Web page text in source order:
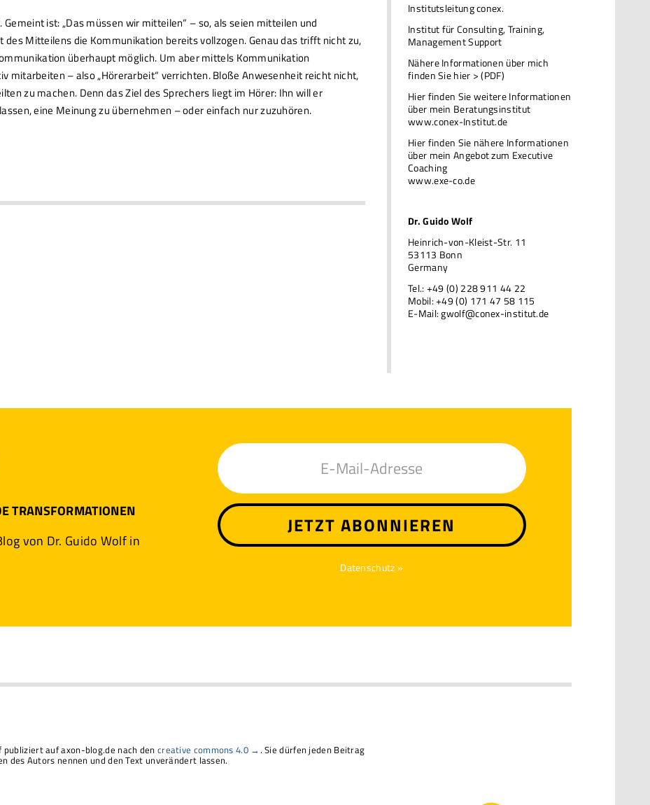
ist: „Das müssen wir mitteilen“ – so, als seien mitteilen und
des Mitteilens die Kommunikation bereits vollzogen. Genau das trifft nicht zu,
überhaupt möglich. Um aber mittels Kommunikation
mitarbeiten – also „Hörerarbeit“ verrichten. Bloße Anwesenheit reicht nicht,
zu machen. Denn das Ziel des Sprechers liegt im Hörer: Ihn will er
eine Meinung zu übernehmen – oder einfach nur zuzuhören.
Institutsleitung conex.
Institut für Consulting, Training,
Management Support
Nähere Informationen über mich
finden Sie hier > (PDF)
Hier finden Sie weitere Informationen
über mein Beratungsinstitut
www.conex-Institut.de
Hier finden Sie nähere Informationen
über mein Angebot zum Executive
Coaching
www.exe-co.de
Dr. Guido Wolf
Heinrich-von-Kleist-Str. 11
53113 Bonn
Germany
Tel.: +49 (0) 228 911 44 22
Mobil: +49 (0) 171 47 58 115
E-Mail:gwolf@conex-institut.de
TRANSFORMATIONEN
von Dr. Guido Wolf in
JETZT ABONNIEREN
Datenschutz »
auf axon-blog.de nach den creative commons 4.0 →. Sie dürfen jeden Beitrag
des Autors nennen und den Text unverändert lassen.